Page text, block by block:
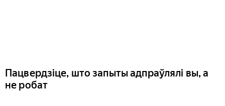
Пацвердзіце, што запыты адпраўлялі вы, а
не робат